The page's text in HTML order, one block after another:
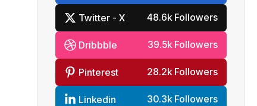
Twitter - X 48.6k Followers
Dribbble 39.5k Followers
Pinterest 28.2k Followers
Linkedin 30.3k Followers